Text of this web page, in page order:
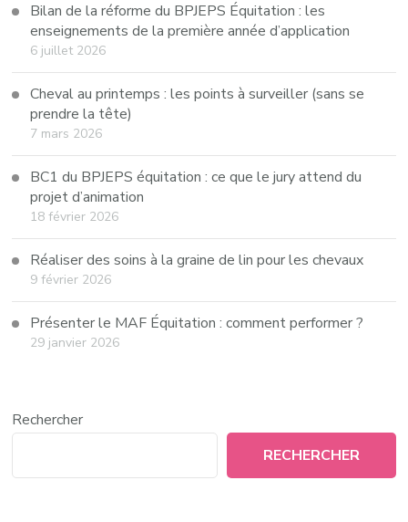
Bilan de la réforme du BPJEPS Équitation : les
enseignements de la première année d’application
6 juillet 2026
Cheval au printemps : les points à surveiller (sans se
prendre la tête)
7 mars 2026
BC1 du BPJEPS équitation : ce que le jury attend du
projet d’animation
18 février 2026
Réaliser des soins à la graine de lin pour les chevaux
9 février 2026
Présenter le MAF Équitation : comment performer ?
29 janvier 2026
Rechercher
RECHERCHER